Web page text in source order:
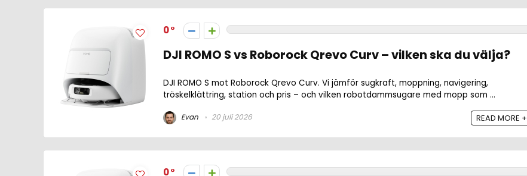
0
DJI ROMO S vs Roborock Qrevo Curv – vilken ska du välja?
DJI ROMO S mot Roborock Qrevo Curv. Vi jämför sugkraft, moppning, navigering,
tröskelklättring, station och pris – och vilken robotdammsugare med mopp som ...
Evan 20 juli 2026 READ MORE +
0